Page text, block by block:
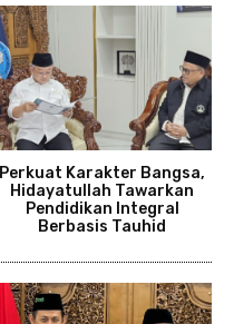
Perkuat Karakter Bangsa,
Hidayatullah Tawarkan
Pendidikan Integral
Berbasis Tauhid